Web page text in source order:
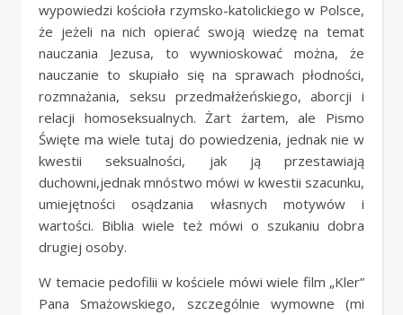
wypowiedzi kościoła rzymsko-katolickiego w Polsce,
że jeżeli na nich opierać swoją wiedzę na temat
nauczania Jezusa, to wywnioskować można, że
nauczanie to skupiało się na sprawach płodności,
rozmnażania, seksu przedmałżeńskiego, aborcji i
relacji homoseksualnych. Żart żartem, ale Pismo
Święte ma wiele tutaj do powiedzenia, jednak nie w
kwestii seksualności, jak ją przestawiają
duchowni,jednak mnóstwo mówi w kwestii szacunku,
umiejętności osądzania własnych motywów i
wartości. Biblia wiele też mówi o szukaniu dobra
drugiej osoby.
W temacie pedofilii w kościele mówi wiele film „Kler”
Pana Smażowskiego, szczególnie wymowne (mi